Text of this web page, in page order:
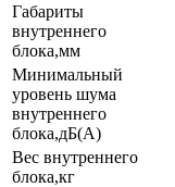
Габариты
внутреннего
блока,мм
Минимальный
уровень шума
внутреннего
блока,дБ(А)
Вес внутреннего
блока,кг